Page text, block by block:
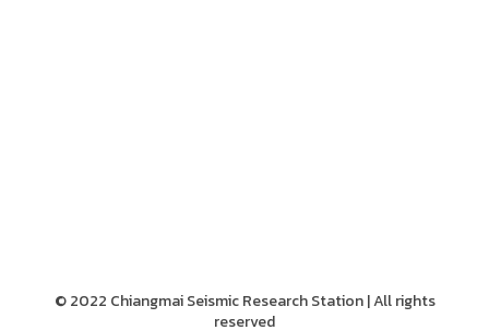
© 2022 Chiangmai Seismic Research Station | All rights
reserved